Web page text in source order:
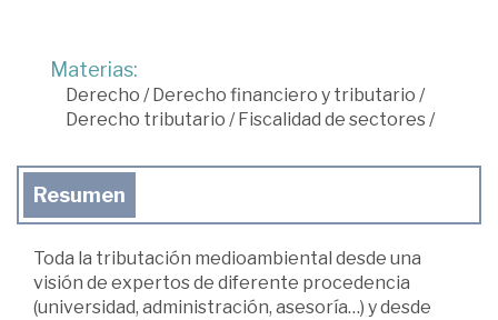
Materias:
Derecho / Derecho financiero y tributario /
Derecho tributario / Fiscalidad de sectores/
Resumen
Toda la tributación medioambiental desde una
visión de expertos de diferente procedencia
(universidad, administración, asesoría…) y desde